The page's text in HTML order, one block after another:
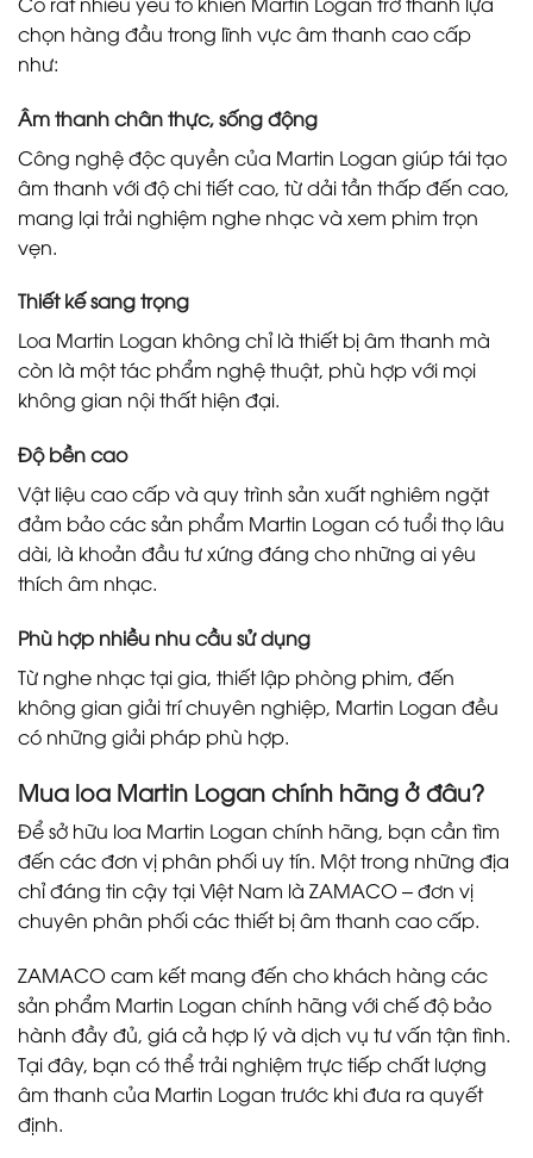
chọn hàng đầu trong lĩnh vực âm thanh cao cấp
như:
Âm thanh chân thực, sống động
Công nghệ độc quyền của Martin Logan giúp tái tạo
âm thanh với độ chi tiết cao, từ dải tần thấp đến cao,
mang lại trải nghiệm nghe nhạc và xem phim trọn
vẹn.
Thiết kế sang trọng
Loa Martin Logan không chỉ là thiết bị âm thanh mà
còn là một tác phẩm nghệ thuật, phù hợp với mọi
không gian nội thất hiện đại.
Độ bền cao
Vật liệu cao cấp và quy trình sản xuất nghiêm ngặt
đảm bảo các sản phẩm Martin Logan có tuổi thọ lâu
dài, là khoản đầu tư xứng đáng cho những ai yêu
thích âm nhạc.
Phù hợp nhiều nhu cầu sử dụng
Từ nghe nhạc tại gia, thiết lập phòng phim, đến
không gian giải trí chuyên nghiệp, Martin Logan đều
có những giải pháp phù hợp.
Mua loa Martin Logan chính hãng ở đâu?
Để sở hữu loa Martin Logan chính hãng, bạn cần tìm
đến các đơn vị phân phối uy tín. Một trong những địa
chỉ đáng tin cậy tại Việt Nam là ZAMACO – đơn vị
chuyên phân phối các thiết bị âm thanh cao cấp.
ZAMACO cam kết mang đến cho khách hàng các
sản phẩm Martin Logan chính hãng với chế độ bảo
hành đầy đủ, giá cả hợp lý và dịch vụ tư vấn tận tình.
Tại đây, bạn có thể trải nghiệm trực tiếp chất lượng
âm thanh của Martin Logan trước khi đưa ra quyết
định.